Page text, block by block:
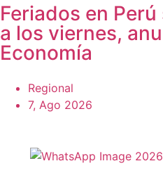
Feriados en
a los viernes,
Economía
Regional
7, Ago 2026